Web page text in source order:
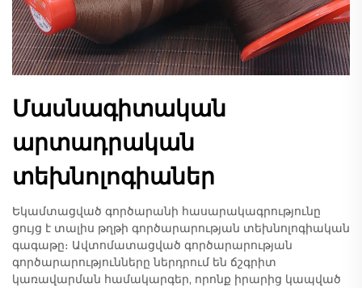
Մասնագիտական
արտադրական
տեխնոլոգիաներ
Եկամտացված գործարանի հասարակագրությունը
ցույց է տալիս թղթի գործարարության տեխնոլոգիական
գագաթը։ Ավտոմատացված գործարարության
գործարարությունները ներդրում են ճշգրիտ
կառավարման համակարգեր, որոնք իրարից կապված